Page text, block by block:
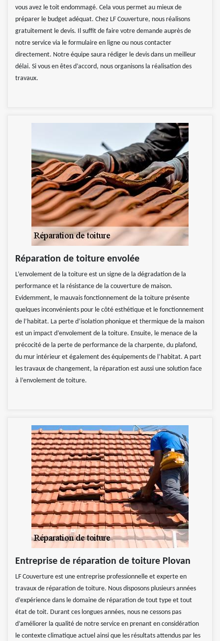
vous avez le toit endommagé. Cela vous permet au mieux de
préparer le budget adéquat. Chez LF Couverture, nous réalisons
gratuitement le devis. Il suffit de faire votre demande auprès de
notre service via le formulaire en ligne ou nous contacter
directement. Notre équipe saura rédiger le devis dans un meilleur
délai. Si vous en êtes d’accord, nous organisons la réalisation des
travaux.
Réparation de toiture envolée
L’envolement de la toiture est un signe de la dégradation de la
performance et la résistance de la couverture de maison.
Evidemment, le mauvais fonctionnement de la toiture présente
quelques inconvénients pour le côté esthétique et le fonctionnement
de l’habitat. La perte d’isolation phonique et thermique de la maison
est un impact d’envolement de la toiture. Ensuite, le menace de la
précocité de la perte de performance de la charpente, du plafond,
du mur intérieur et également des équipements de l’habitat. A part
les travaux de changement, la réparation est aussi une solution face
à l’envolement de toiture.
Entreprise de réparation de toiture Plovan
LF Couverture est une entreprise professionnelle et experte en
travaux de réparation de toiture. Nous disposons plusieurs années
d’expérience dans le domaine de réparation de tout type et tout
état de toit. Durant ces longues années, nous ne cessons pas
d’améliorer la qualité de notre service en prenant en considération
le contexte climatique actuel ainsi que les résultats attendus par les